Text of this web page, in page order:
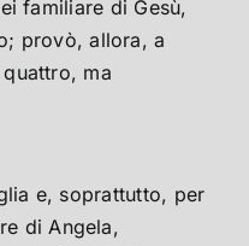
familiare di Gesù,
provò, allora, a
ma
e, soprattutto, per
di Angela,